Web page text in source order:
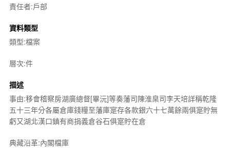
責任者:戶部
資料類型
類型:檔案
層次:件
描述
事由:移會稽察房湖廣總督[畢沅]等奏藩司陳淮臬司李天培詳稱乾隆
五十三年分各屬倉庫錢糧至藩庫寔存各款銀六十七萬餘兩俱寔貯無
虧又湖北漢口鎮有商捐義倉谷石俱寔貯在倉
典藏沿革:內閣檔庫